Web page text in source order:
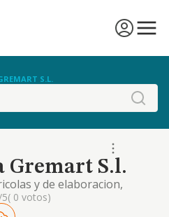
S.L.
Gremart S.l.
y de elaboracion,
y crianzadel vino,
( 0 votos)